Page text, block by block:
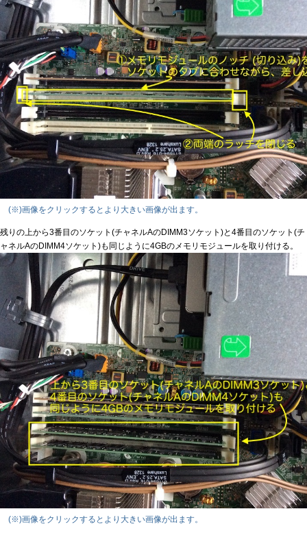
(※)画像をクリックするとより大きい画像が出ます。
残りの上から3番目のソケット(チャネルAのDIMM3ソケット)と4番目のソケット(チ
ャネルAのDIMM4ソケット)も同じように4GBのメモリモジュールを取り付ける。
(※)画像をクリックするとより大きい画像が出ます。